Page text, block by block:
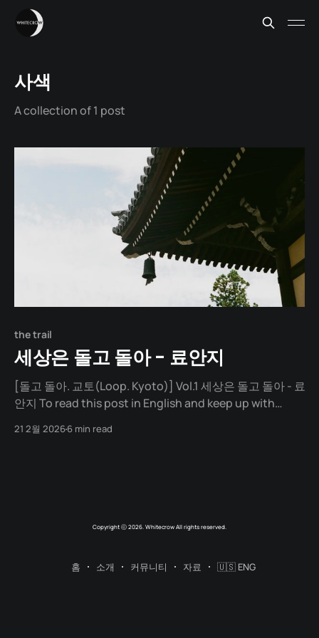
사색
A collection of 1 post
the trail
세상은 돌고 돌아 - 료안지
[돌고 돌아. 교토(Loop. Kyoto)] Vol.1 세상은 돌고 돌아 - 료
안지 To read this post in English and keep up with
년 전 "비오는 교토. 료안지에서 젖은 옷을 아랑곳하지 않고
21 2월 20266 min read
Copyright ⓒ 2026. Whitecrow All rights reserved.
홈 소개 커뮤니티 자료 🇺🇸 ENG